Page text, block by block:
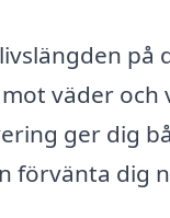
på
väder och
ger dig
förvänta dig